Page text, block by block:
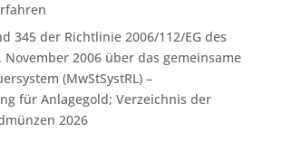
345 der Richtlinie 2006/112/EG des
November 2006 über das gemeinsame
(MwStSystRL) –
für Anlagegold; Verzeichnis der
2026